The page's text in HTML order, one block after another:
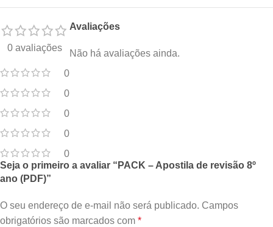
0 avaliações
0
0
0
0
0
Avaliações
Não há avaliações ainda.
Seja o primeiro a avaliar “PACK – Apostila de revisão 8º
ano (PDF)”
O seu endereço de e-mail não será publicado. Campos
obrigatórios são marcados com *